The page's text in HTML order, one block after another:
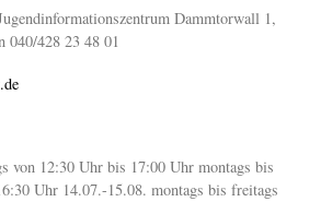
Dammtorwall 1,
040/428 23 48 01
von 12:30 Uhr bis 17:00 Uhr montags bis
Uhr 14.07.-15.08. montags bis freitags